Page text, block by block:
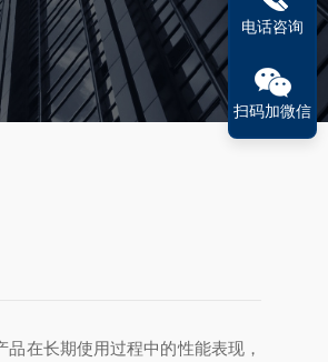
在长期使用过程中的性能表现，
电话咨询
扫码加微信